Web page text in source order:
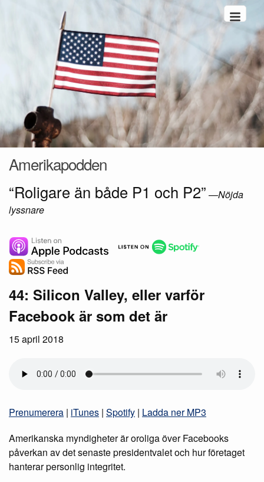
Amerikapodden
“Roligare än både P1 och P2” —Nöjda
lyssnare
44: Silicon Valley, eller varför
Facebook är som det är
15 april 2018
Prenumerera | iTunes | Spotify | Ladda ner MP3
Amerikanska myndigheter är oroliga över Facebooks
påverkan av det senaste presidentvalet och hur företaget
hanterar personlig integritet.